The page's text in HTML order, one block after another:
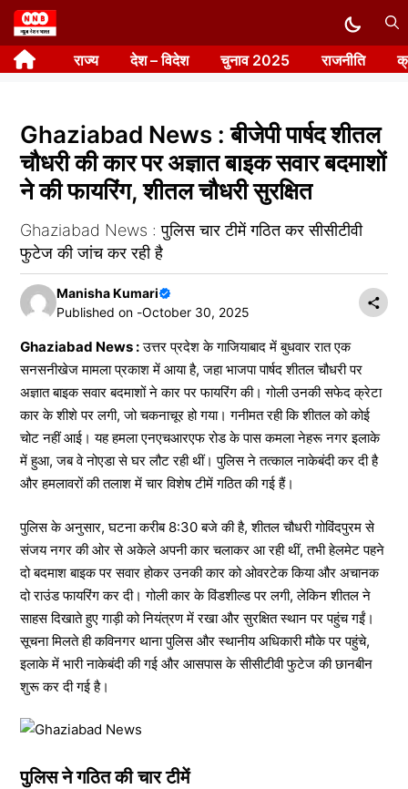
Skip
to
content राज्य देश – विदेश चुनाव 2025 राजनीति
Ghaziabad News : बीजेपी पार्षद शीतल
चौधरी की कार पर अज्ञात बाइक सवार बदमाशों
ने की फायरिंग, शीतल चौधरी सुरक्षित
Ghaziabad News : पुलिस चार टीमें गठित कर सीसीटीवी
फुटेज की जांच कर रही है
Manisha Kumari
Published on -October 30, 2025
Ghaziabad News :उत्तर प्रदेश के गाजियाबाद में बुधवार रात एक
सनसनीखेज मामला प्रकाश में आया है, जहा भाजपा पार्षद शीतल चौधरी पर
अज्ञात बाइक सवार बदमाशों ने कार पर फायरिंग की। गोली उनकी सफेद क्रेटा
कार के शीशे पर लगी, जो चकनाचूर हो गया। गनीमत रही कि शीतल को कोई
चोट नहीं आई। यह हमला एनएचआरएफ रोड के पास कमला नेहरू नगर इलाके
में हुआ, जब वे नोएडा से घर लौट रही थीं। पुलिस ने तत्काल नाकेबंदी कर दी है
और हमलावरों की तलाश में चार विशेष टीमें गठित की गई हैं।
पुलिस के अनुसार, घटना करीब 8:30 बजे की है, शीतल चौधरी गोविंदपुरम से
संजय नगर की ओर से अकेले अपनी कार चलाकर आ रही थीं, तभी हेलमेट पहने
दो बदमाश बाइक पर सवार होकर उनकी कार को ओवरटेक किया और अचानक
दो राउंड फायरिंग कर दी। गोली कार के विंडशील्ड पर लगी, लेकिन शीतल ने
साहस दिखाते हुए गाड़ी को नियंत्रण में रखा और सुरक्षित स्थान पर पहुंच गईं।
सूचना मिलते ही कविनगर थाना पुलिस और स्थानीय अधिकारी मौके पर पहुंचे,
इलाके में भारी नाकेबंदी की गई और आसपास के सीसीटीवी फुटेज की छानबीन
शुरू कर दी गई है।
पुलिस ने गठित की चार टीमें